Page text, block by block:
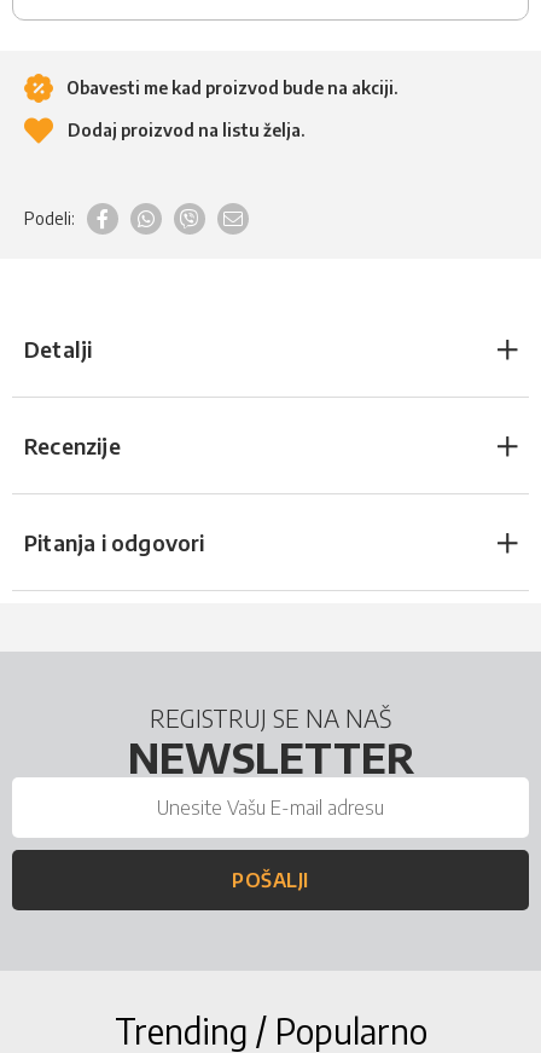
Obavesti me kad proizvod bude na akciji.
Dodaj proizvod na listu želja.
Podeli:
Detalji
Recenzije
Pitanja i odgovori
REGISTRUJ SE NA NAŠ
NEWSLETTER
POŠALJI
Trending / Popularno